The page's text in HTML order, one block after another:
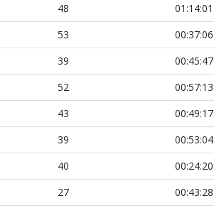
48 01:14:01
53 00:37:06
39 00:45:47
52 00:57:13
43 00:49:17
39 00:53:04
40 00:24:20
27 00:43:28